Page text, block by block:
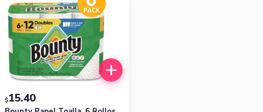
$15.40